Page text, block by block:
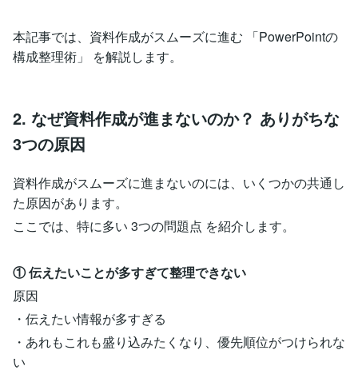
本記事では、資料作成がスムーズに進む 「PowerPointの
構成整理術」 を解説します。
2. なぜ資料作成が進まないのか？ ありがちな
3つの原因
資料作成がスムーズに進まないのには、いくつかの共通し
た原因があります。
ここでは、特に多い 3つの問題点 を紹介します。
① 伝えたいことが多すぎて整理できない
原因
・伝えたい情報が多すぎる
・あれもこれも盛り込みたくなり、優先順位がつけられな
い